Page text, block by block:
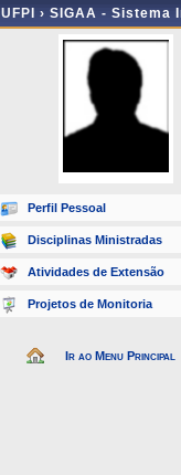
UFPI › SIGAA - Sistema
Perfil Pessoal
Disciplinas Ministradas
Atividades de Extensão
Projetos de Monitoria
Ir ao Menu Principal